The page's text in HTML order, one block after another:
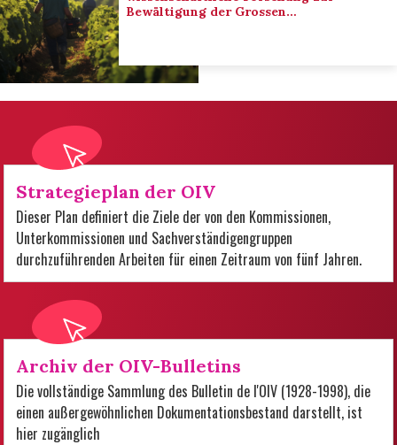
Bewältigung der Grossen
Strategieplan der OIV
Dieser Plan definiert die Ziele der von den Kommissionen,
Unterkommissionen und Sachverständigengruppen
durchzuführenden Arbeiten für einen Zeitraum von fünf Jahren.
Archiv der OIV-Bulletins
Die vollständige Sammlung des Bulletin de l'OIV (1928-1998), die
einen außergewöhnlichen Dokumentationsbestand darstellt, ist
hier zugänglich